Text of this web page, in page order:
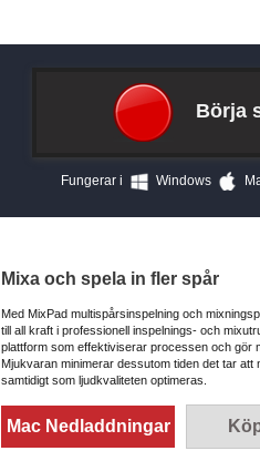
Börja
Fungerar i Windows
Mixa och spela in fler spår
Med MixPad multispårsinspelning och
till all kraft i professionell inspelnings- och
plattform som effektiviserar processen och gör
Mjukvaran minimerar dessutom tiden det tar att
samtidigt som ljudkvaliteten optimeras.
Mac Nedladdningar